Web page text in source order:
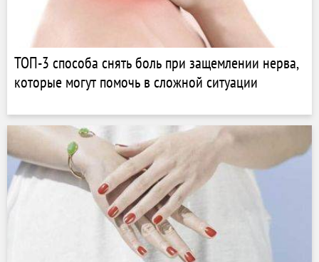
ТОП-3 способа снять боль при защемлении нерва,
которые могут помочь в сложной ситуации